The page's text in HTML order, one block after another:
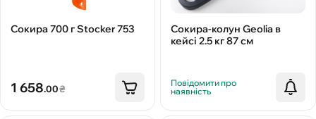
Сокира 700 г Stocker 753
1 658.00₴
Сокира-колун Geolia в
кейсі 2.5 кг 87 см
Повідомити про
наявність